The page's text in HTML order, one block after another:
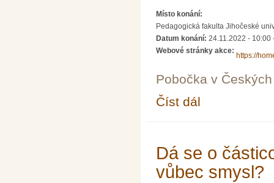
Místo konání:
Pedagogická fakulta Jihočeské
Datum konání: 24.11.2022 - 10:00
Webové stránky akce:
https://
Pobočka v
Číst dál
Dá se o
vůbec smysl?